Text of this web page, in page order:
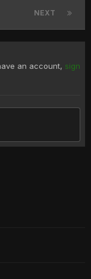
NEXT
an account, sign